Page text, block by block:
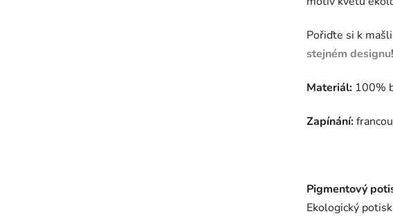
Pořiďte si k
stejném designu!
Materiál: 100%
Zapínání:
Pigmentový
Ekologický